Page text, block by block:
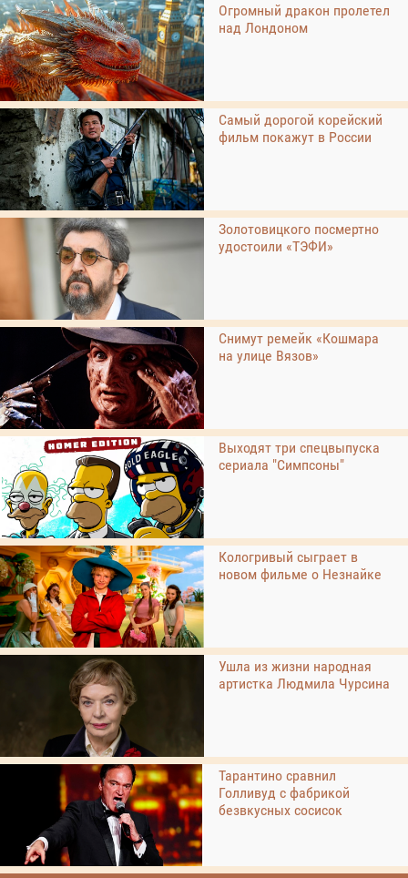
Огромный дракон пролетел
над Лондоном
Самый дорогой корейский
фильм покажут в России
Золотовицкого посмертно
удостоили «ТЭФИ»
Снимут ремейк «Кошмара
на улице Вязов»
Выходят три спецвыпуска
сериала "Симпсоны"
Кологривый сыграет в
новом фильме о Незнайке
Ушла из жизни народная
артистка Людмила Чурсина
Тарантино сравнил
Голливуд с фабрикой
безвкусных сосисок